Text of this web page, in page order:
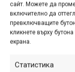
сайт. Можете да
включително да
превключващите
кликнете върху
екрана.
Статистика
Ако желаете да
MTB-BG.com,
използвайте
https://mtb-